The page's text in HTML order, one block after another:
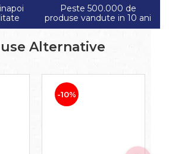
Peste 500.000 de
produse vandute in 10 ani
Alternative
-10%